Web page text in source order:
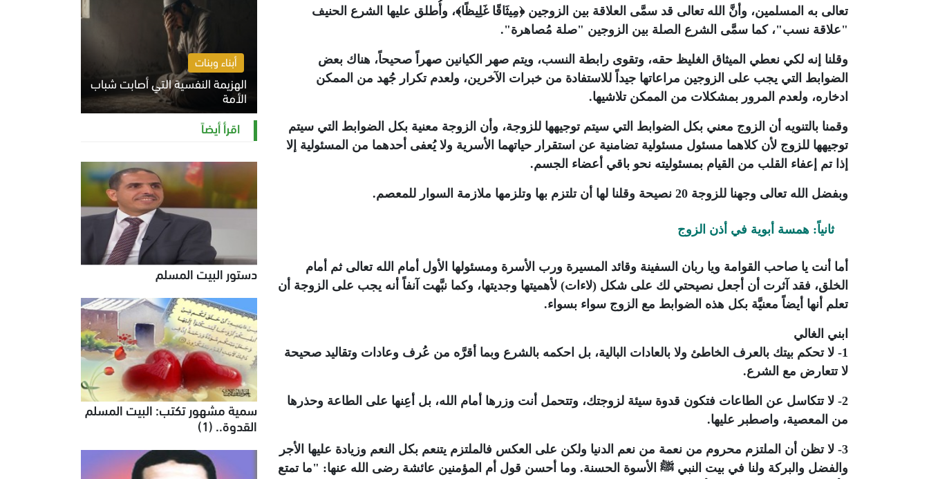
تعالى به المسلمين، وأنَّ الله تعالى قد سمَّى العلاقة بين الزوجين ﴿مِيثَاقًا غَلِيظًا﴾، وأُطلق عليها الشرع الحنيف
"علاقة نسب"، كما سمَّى الشرع الصلة بين الزوجين "صلة مُصاهرة".
وقلنا إنه لكي نعطي الميثاق الغليظ حقه، وتقوى رابطة النسب، ويتم صهر الكيانين صهراً صحيحاً، هناك بعض
الضوابط التي يجب على الزوجين مراعاتها جيداً للاستفادة من خبرات الآخرين، ولعدم تكرار جُهد من الممكن
ادخاره، ولعدم المرور بمشكلات من الممكن تلاشيها.
وقمنا بالتنويه أن الزوج معني بكل الضوابط التي سيتم توجيهها للزوجة، وأن الزوجة معنية بكل الضوابط التي سيتم
توجيهها للزوج لأن كلاهما مسئول مسئولية تضامنية عن استقرار حياتهما الأسرية ولا يُعفى أحدهما من المسئولية إلا
إذا تم إعفاء القلب من القيام بمسئوليته نحو باقي أعضاء الجسم.
وبفضل الله تعالى وجهنا للزوجة 20 نصيحة وقلنا لها أن تلتزم بها وتلزمها ملازمة السوار للمعصم.
ثانياً: همسة أبوية في أذن الزوج
أما أنت يا صاحب القوامة ويا ربان السفينة وقائد المسيرة ورب الأسرة ومسئولها الأول أمام الله تعالى ثم أمام
الخلق، فقد آثرت أن أجعل نصيحتي لك على شكل (لاءات) لأهميتها وجديتها، وكما نبَّهت آنفاً أنه يجب على الزوجة أن
تعلم أنها أيضاً معنيَّة بكل هذه الضوابط مع الزوج سواء بسواء.
ابني الغالي
1- لا تحكم بيتك بالعرف الخاطئ ولا بالعادات البالية، بل احكمه بالشرع وبما أقرَّه من عُرف وعادات وتقاليد صحيحة
لا تتعارض مع الشرع.
2- لا تتكاسل عن الطاعات فتكون قدوة سيئة لزوجتك، وتتحمل أنت وزرها أمام الله، بل أعِنها على الطاعة وحذرها
من المعصية، واصطبر عليها.
3- لا تظن أن الملتزم محروم من نعمة من نعم الدنيا ولكن على العكس فالملتزم يتنعم بكل النعم وزيادة عليها الأجر
والفضل والبركة ولنا في بيت النبي ﷺ الأسوة الحسنة. وما أحسن قول أم المؤمنين عائشة رضى الله عنها: "ما تمتع
أبناء وبنات
الهزيمة النفسية التي أصابت شباب
الأمة
الخميس 6 أغسطس 2026 11:12 ص
اقرأ أيضاً
دستور البيت المسلم
سمية مشهور تكتب: البيت المسلم
القدوة.. (1)